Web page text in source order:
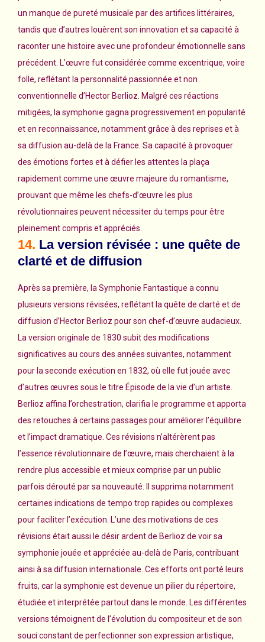
un manque de pureté musicale par des artifices littéraires,
tandis que d’autres louèrent son innovation et sa capacité à
raconter une histoire avec une profondeur émotionnelle sans
précédent. L’œuvre fut considérée comme excentrique, voire
folle, reflétant la personnalité passionnée et non
conventionnelle d’Hector Berlioz. Malgré ces réactions
mitigées, la symphonie gagna progressivement en popularité
et en reconnaissance, notamment grâce à des reprises et à
sa diffusion au-delà de la France. Sa capacité à provoquer
des émotions fortes et à défier les attentes la plaça
rapidement comme une œuvre majeure du romantisme,
prouvant que même les chefs-d’œuvre les plus
révolutionnaires peuvent nécessiter du temps pour être
pleinement compris et appréciés.
14. La version révisée : une quête de
clarté et de diffusion
Après sa première, la Symphonie Fantastique a connu
plusieurs versions révisées, reflétant la quête de clarté et de
diffusion d’Hector Berlioz pour son chef-d’œuvre audacieux.
La version originale de 1830 subit des modifications
significatives au cours des années suivantes, notamment
pour la seconde exécution en 1832, où elle fut jouée avec
d’autres œuvres sous le titre Épisode de la vie d’un artiste.
Berlioz affina l’orchestration, clarifia le programme et apporta
des retouches à certains passages pour améliorer l’équilibre
et l’impact dramatique. Ces révisions n’altérèrent pas
l’essence révolutionnaire de l’œuvre, mais cherchaient à la
rendre plus accessible et mieux comprise par un public
parfois dérouté par sa nouveauté. Il supprima notamment
certaines indications de tempo trop rapides ou complexes
pour faciliter l’exécution. L’une des motivations de ces
révisions était aussi le désir ardent de Berlioz de voir sa
symphonie jouée et appréciée au-delà de Paris, contribuant
ainsi à sa diffusion internationale. Ces efforts ont porté leurs
fruits, car la symphonie est devenue un pilier du répertoire,
étudiée et interprétée partout dans le monde. Les différentes
versions témoignent de l’évolution du compositeur et de son
souci constant de perfectionner son expression artistique,